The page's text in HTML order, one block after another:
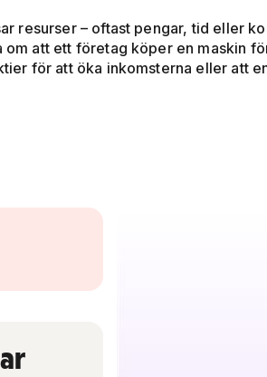
resurser – oftast pengar, tid eller
om att ett företag köper en maskin
för att öka inkomsterna eller att